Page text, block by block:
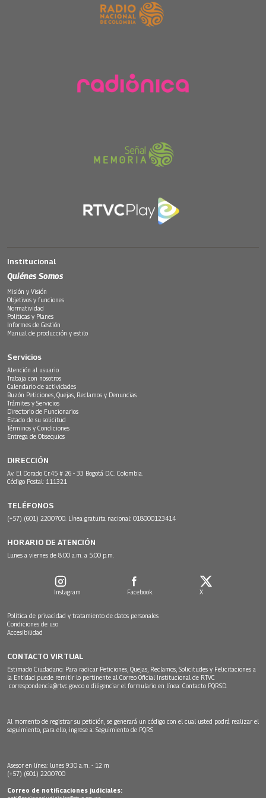
Institucional
Quiénes Somos
Misión y Visión
Objetivos y funciones
Normatividad
Políticas y Planes
Informes de Gestión
Manual de producción y estilo
Servicios
Atención al usuario
Trabaja con nosotros
Calendario de actividades
Buzón Peticiones, Quejas, Reclamos y Denuncias
Trámites y Servicios
Directorio de Funcionarios
Estado de su solicitud
Términos y Condiciones
Entrega de Obsequios
DIRECCIÓN
Av. El Dorado Cr.45 # 26 - 33 Bogotá D.C. Colombia.
Código Postal: 111321
TELÉFONOS
(+57) (601) 2200700. Línea gratuita nacional: 018000123414
HORARIO DE ATENCIÓN
Lunes a viernes de 8:00 a.m. a 5:00 p.m.
Instagram Facebook X
Política de privacidad y tratamiento de datos personales
Condiciones de uso
Accesibilidad
CONTACTO VIRTUAL
Estimado Ciudadano: Para radicar Peticiones, Quejas, Reclamos, Solicitudes y Felicitaciones a
la Entidad puede remitir lo pertinente al Correo Oficial Institucional de RTVC
correspondencia@rtvc.gov.co o diligenciar el formulario en línea: Contacto PQRSD.
Al momento de registrar su petición, se generará un código con el cual usted podrá realizar el
seguimiento, para ello, ingrese a: Seguimiento de PQRS
Asesor en línea: lunes 9:30 a.m. - 12 m
(+57) (601) 2200700
Correo de notificaciones judiciales: